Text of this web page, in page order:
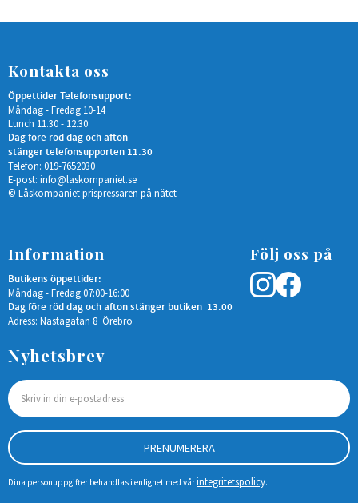
Kontakta oss
Öppettider Telefonsupport:
Måndag - Fredag 10-14
Lunch 11.30 - 12.30
Dag före röd dag och afton
stänger telefonsupporten 11.30
Telefon: 019-7652030
E-post: info@laskompaniet.se
© Låskompaniet prispressaren på nätet
Information
Butikens öppettider:
Måndag - Fredag 07:00-16:00
Dag före röd dag och afton stänger butiken 13.00
Adress: Nastagatan 8 Örebro
Följ oss på
Nyhetsbrev
PRENUMERERA
Dina personuppgifter behandlas i enlighet med vårintegritetspolicy.